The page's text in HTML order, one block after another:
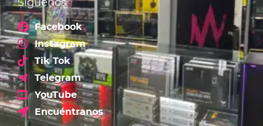
Síguenos
Facebook
Instagram
Tik Tok
Telegram
YouTube
Encuéntranos